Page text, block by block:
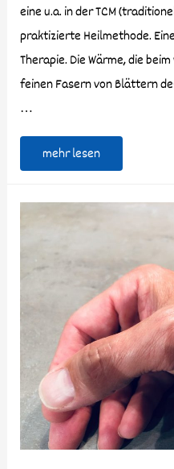
eine u.a. in der TCM
praktizierte Heilmethode.
Therapie. Die Wärme, die
feinen Fasern von Blättern
…
mehr lesen